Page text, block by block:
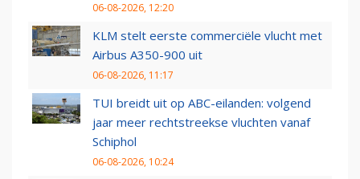
06-08-2026, 12:20
KLM stelt eerste commerciële vlucht met
Airbus A350-900 uit
06-08-2026, 11:17
TUI breidt uit op ABC-eilanden: volgend
jaar meer rechtstreekse vluchten vanaf
Schiphol
06-08-2026, 10:24